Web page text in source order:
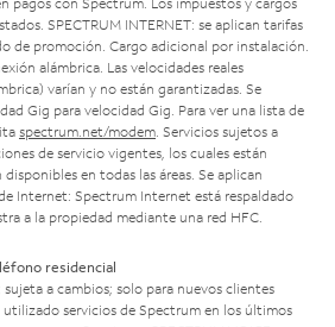
SPECTRUM INTERNET: se aplican tarifas
de promoción. Cargo adicional por instalación.
alámbrica. Las velocidades reales
varían y no están garantizadas. Se
Gig para velocidad Gig. Para ver una lista de
spectrum.net/modem. Servicios sujetos a
de servicio vigentes, los cuales están
en todas las áreas. Se aplican
Internet: Spectrum Internet está respaldado
a la propiedad mediante una red HFC.
residencial
a cambios; solo para nuevos clientes
utilizado servicios de Spectrum en los últimos